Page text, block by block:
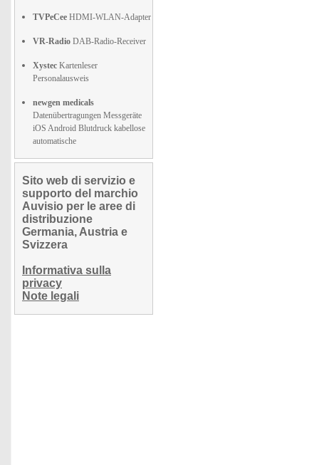
TVPeCee HDMI-WLAN-Adapter
VR-Radio DAB-Radio-Receiver
Xystec Kartenleser
Personalausweis
newgen medicals
Datenübertragungen Messgeräte
iOS Android Blutdruck kabellose
automatische
Sito web di servizio e
supporto del marchio
Auvisio per le aree di
distribuzione
Germania, Austria e
Svizzera
Informativa sulla
privacy
Note legali